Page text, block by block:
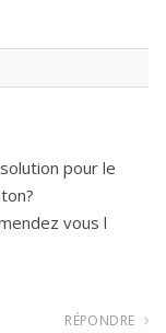
pour le
vous l
RÉPONDRE